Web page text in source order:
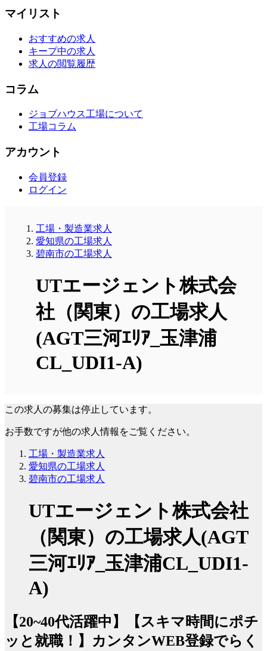
マイリスト
おすすめの求人
キープ中の求人
求人の閲覧履歴
コラム
ジョブハウス工場について
工場コラム
アカウント
会員登録
ログイン
工場・製造業求人
愛知県の工場求人
碧南市の工場求人
UTエージェント株式会
社（関東）の工場求人
(AGT三河ｴﾘｱ_玉津浦
CL_UDI1-A)
この求人の募集は停止しています。
お手数ですが他の求人情報をご覧ください。
工場・製造業求人
愛知県の工場求人
碧南市の工場求人
UTエージェント株式会社
（関東）の工場求人(AGT
三河ｴﾘｱ_玉津浦CL_UDI1-
A)
【20~40代活躍中】【スキマ時間にポチ
ッと就職！】カンタンWEB登録でらく